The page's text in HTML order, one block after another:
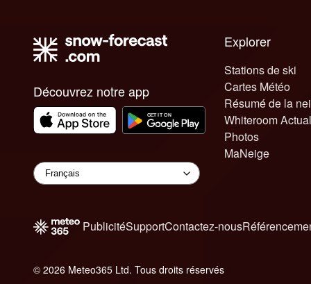
Découvrez notre app
Explorer
Stations de ski
Cartes Météo
Résumé de la
Whiteroom
Photos
MaNeige
PublicitéSupportContactez-nous
© 2026 Meteo365 Ltd. Tous droits réservés